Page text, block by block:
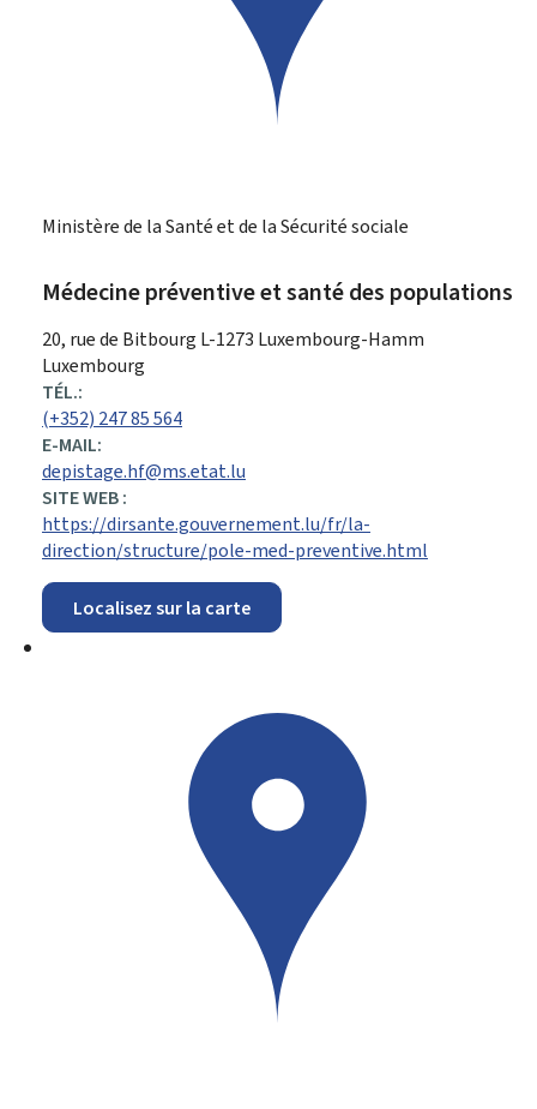
Ministère de la Santé et de la Sécurité sociale
Médecine préventive et santé des populations
ADRESSE
:
20, rue de Bitbourg L-1273 Luxembourg-Hamm
Luxembourg
TÉL.:
(+352) 247 85 564
E-MAIL:
depistage.hf@ms.etat.lu
SITE WEB :
https://dirsante.gouvernement.lu/fr/la-
direction/structure/pole-med-preventive.html
Localisez sur la carte